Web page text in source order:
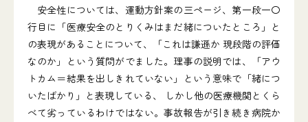
安全性については、運動方針案の三ページ、第一段一〇
行目に「医療安全のとりくみはまだ緒についたところ」と
の表現があることについて、「これは謙遜か 現段階の評価
なのか」という質問がでました。理事の説明では、「アウ
トカム＝結果を出しきれていない」という意味で「緒につ
いたばかり」と表現している、 しかし他の医療機関とくら
べて劣っているわけではない。事故報告が引き続き病院か